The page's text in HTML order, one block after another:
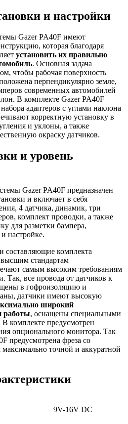
и настройки
Gazer PA40F имеют
которая благодаря
установить их правильно
. Основная задача
чтобы рабочая поверхность
перпендикулярно земле,
современных автомобилей
В комплекте Gazer PA40F
адаптеров с углами наклона
корректную установку в
и уклоны, а также
окраску датчиков.
и уровень
Gazer PA40F предназначен
и включает в себя
4 датчика, динамик, три
комплект проводки, а также
для разметки бампера,
настройке.
составляющие комплекта
стандартам
самым высоким требованиям
Так, все провода от датчиков к
в гофроизоляцию и
датчики имеют высокую
широкий
работы, оснащены специальными
комплекте предусмотрен
опционального монитора. Так
предусмотрена фреза со
точной и аккуратной
9V-16V DC